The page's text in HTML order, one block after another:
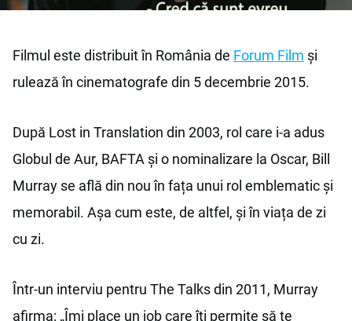
Filmul este distribuit în România de Forum Film și
rulează în cinematografe din 5 decembrie 2015.
După Lost in Translation din 2003, rol care i-a adus
Globul de Aur, BAFTA și o nominalizare la Oscar, Bill
Murray se află din nou în fața unui rol emblematic și
memorabil. Așa cum este, de altfel, și în viața de zi
cu zi.
Într-un interviu pentru The Talks din 2011, Murray
afirma: „Îmi place un job care îți permite să te